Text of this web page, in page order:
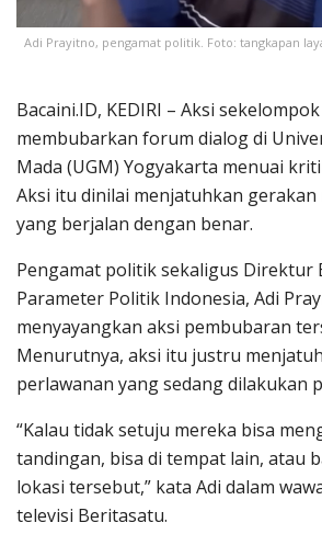
Adi Prayitno, pengamat politik. Foto: tangkapan
Bacaini.ID, KEDIRI – Aksi
membubarkan forum dialog di
Mada (UGM) Yogyakarta menuai
Aksi itu dinilai menjatuhkan gerakan
yang berjalan dengan benar.
Pengamat politik sekaligus Direktur
Parameter Politik Indonesia, Adi
menyayangkan aksi pembubaran
Menurutnya, aksi itu justru
perlawanan yang sedang dilakukan
“Kalau tidak setuju mereka bisa
tandingan, bisa di tempat lain, atau
lokasi tersebut,” kata Adi dalam
televisi Beritasatu.